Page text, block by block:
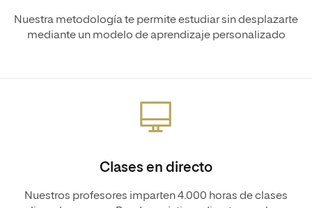
Nuestra metodología te permite estudiar sin desplazarte
mediante un modelo de aprendizaje personalizado
Clases en directo
Nuestros profesores imparten 4.000 horas de clases